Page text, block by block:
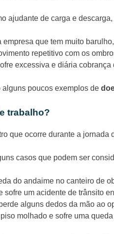
ajudante de carga e
que tem muito
repetitivo com os
excessiva e diária
poucos exemplos de
trabalho?
que ocorre durante a jornada
casos que podem ser
do andaime no canteiro de
sofre um acidente de trânsito
alguns dedos da mão ao
molhado e sofre uma